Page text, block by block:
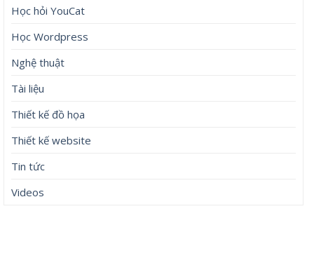
Học hỏi YouCat
Học Wordpress
Nghệ thuật
Tài liệu
Thiết kế đồ họa
Thiết kế website
Tin tức
Videos